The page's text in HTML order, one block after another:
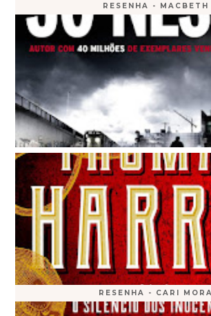
RESENHA - MACBETH
RESENHA - CARI MORA